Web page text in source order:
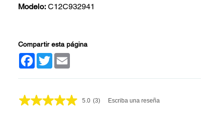
Modelo: C12C932941
Compartir esta página
Facebook
Twitter
5.0 Lea
(3) Escriba una reseña